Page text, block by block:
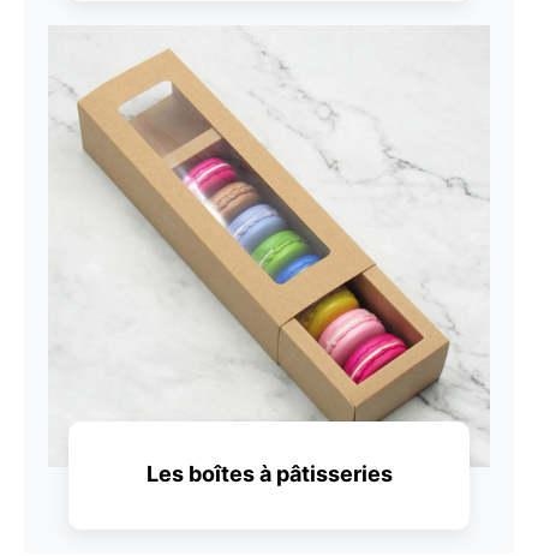
Découvrir
Les boîtes à pâtisseries